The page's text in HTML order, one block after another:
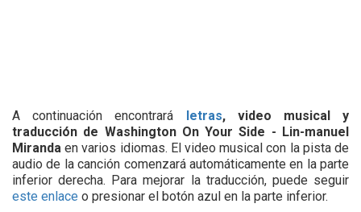
A continuación encontrará letras, video musical y
traducción de Washington On Your Side - Lin-manuel
Mirandaen varios idiomas. El video musical con la pista de
audio de la canción comenzará automáticamente en la parte
inferior derecha. Para mejorar la traducción, puede seguir
este enlace o presionar el botón azul en la parte inferior.